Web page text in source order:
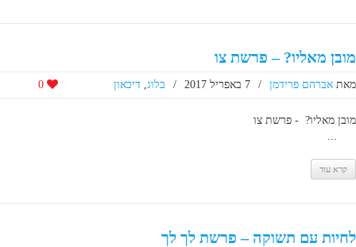
מובן מאליו? – פרשת צו
מאת אברהם פרידמן / 7 באפריל 2017 / בלוג, דיכאון
מובן מאליו? - פרשת צו
...
קרא עוד
לחיות עם תשוקה – פרשת לך לך